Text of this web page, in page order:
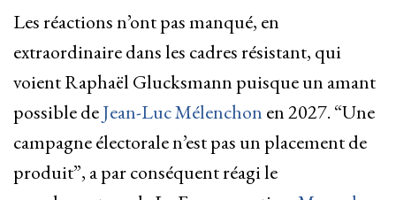
Les réactions n’ont pas manqué, en
extraordinaire dans les cadres résistant, qui
voient Raphaël Glucksmann puisque un amant
possible deJean-Luc Mélenchon en 2027. “Une
campagne électorale n’est pas un placement de
produit”, a par conséquent réagi le